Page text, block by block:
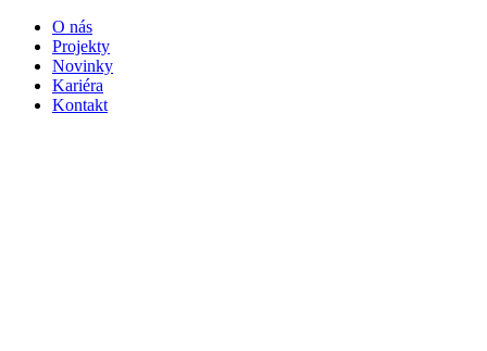
O nás
Projekty
Novinky
Kariéra
Kontakt